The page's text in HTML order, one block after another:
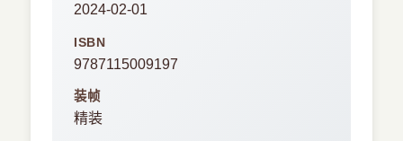
2024-02-01
ISBN
9787115009197
装帧
精装